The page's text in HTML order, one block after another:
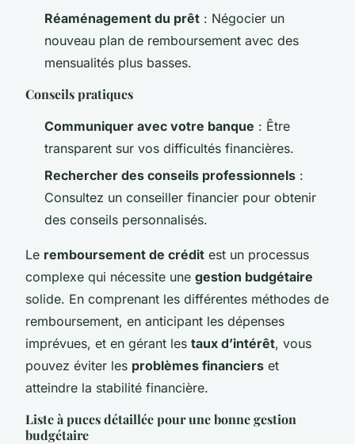
Réaménagement du prêt : Négocier un
nouveau plan de remboursement avec des
mensualités plus basses.
Conseils pratiques
Communiquer avec votre banque : Être
transparent sur vos difficultés financières.
Rechercher des conseils professionnels :
Consultez un conseiller financier pour obtenir
des conseils personnalisés.
Le remboursement de crédit est un processus
complexe qui nécessite une gestion budgétaire
solide. En comprenant les différentes méthodes de
remboursement, en anticipant les dépenses
imprévues, et en gérant les taux d’intérêt, vous
pouvez éviter les problèmes financiers et
atteindre la stabilité financière.
Liste à puces détaillée pour une bonne gestion
budgétaire